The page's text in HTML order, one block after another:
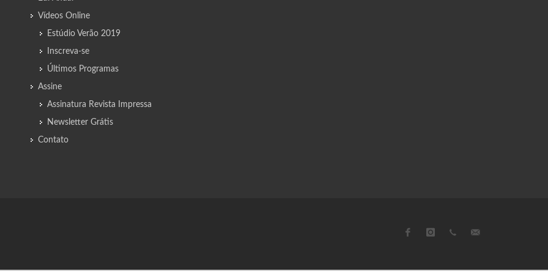
Vídeos Online
Estúdio Verão 2019
Inscreva-se
Últimos Programas
Assine
Assinatura Revista Impressa
Newsletter Grátis
Contato